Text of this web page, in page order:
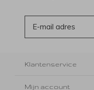
Klantenservice
Mijn account